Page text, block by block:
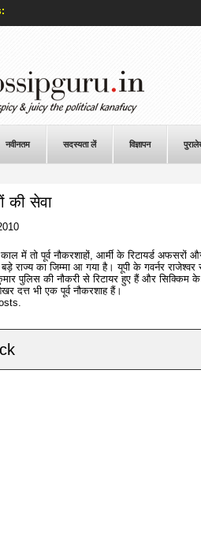
नवीनतम सदस्यता लें विज्ञापन
की सेवा
में तो पूर्व नौकरशाहों, आर्मी के रिटायर्ड
राज्य का जिम्मा आ गया है। यूपी के गवर्नर राजेश्वर
पुलिस की नौकरी से रिटायर हुए हैं और सिक्किम
दत्त भी एक पूर्व नौकरशाह हैं।